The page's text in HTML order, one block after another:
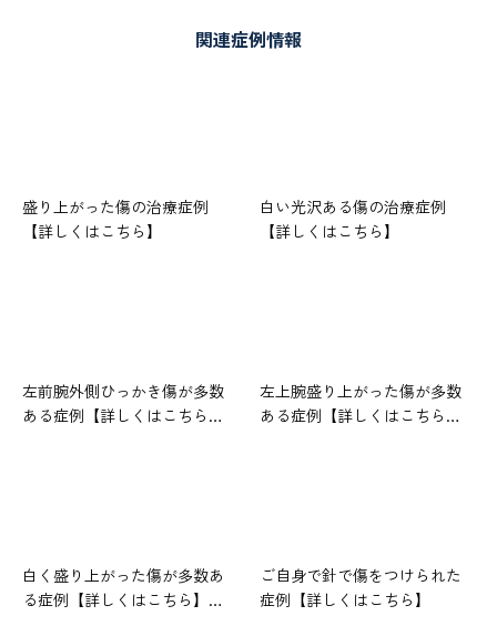
関連症例情報
盛り上がった傷の治療症例
【詳しくはこちら】
白い光沢ある傷の治療症例
【詳しくはこちら】
左前腕外側ひっかき傷が多数
ある症例【詳しくはこちら…
左上腕盛り上がった傷が多数
ある症例【詳しくはこちら…
白く盛り上がった傷が多数あ
る症例【詳しくはこちら】…
ご自身で針で傷をつけられた
症例【詳しくはこちら】